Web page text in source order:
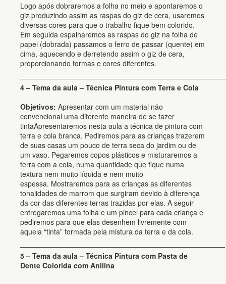
Logo após dobraremos a folha no meio e apontaremos o
giz produzindo assim as raspas do giz de cera, usaremos
diversas cores para que o trabalho fique bem colorido.
Em seguida espalharemos as raspas do giz na folha de
papel (dobrada) passamos o ferro de passar (quente) em
cima, aquecendo e derretendo assim o giz de cera,
proporcionando formas e cores diferentes.
4 – Tema da aula – Técnica Pintura com Terra e Cola
Objetivos: Apresentar com um material não
convencional uma diferente maneira de se fazer
tintaApresentaremos nesta aula a técnica de pintura com
terra e cola branca. Pediremos para as crianças trazerem
de suas casas um pouco de terra seca do jardim ou de
um vaso. Pegaremos copos plásticos e misturaremos a
terra com a cola, numa quantidade que fique numa
textura nem muito líquida e nem muito
espessa. Mostraremos para as crianças as diferentes
tonalidades de marrom que surgiram devido à diferença
da cor das diferentes terras trazidas por elas. A seguir
entregaremos uma folha e um pincel para cada criança e
pediremos para que elas desenhem livremente com
aquela “tinta” formada pela mistura da terra e da cola.
—————————————————————————————
5 – Tema da aula – Técnica Pintura com Pasta de
Dente Colorida com Anilina